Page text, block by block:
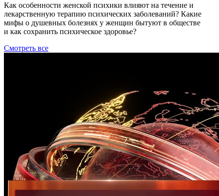
Как особенности женской психики влияют на течение и
лекарственную терапию психических заболеваний? Какие
мифы о душевных болезнях у женщин бытуют в обществе
и как сохранить психическое здоровье?
Смотреть все